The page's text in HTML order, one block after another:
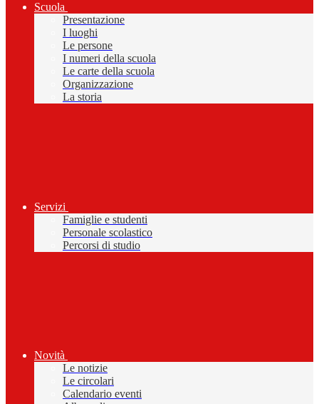
Scuola
Presentazione
I luoghi
Le persone
I numeri della scuola
Le carte della scuola
Organizzazione
La storia
Servizi
Famiglie e studenti
Personale scolastico
Percorsi di studio
Novità
Le notizie
Le circolari
Calendario eventi